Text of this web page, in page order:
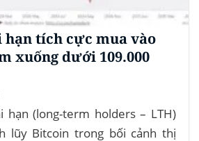
tích cực mua vào
xuống dưới 109.000
hạn (long-term holders – LTH)
lũy Bitcoin trong bối cảnh thị